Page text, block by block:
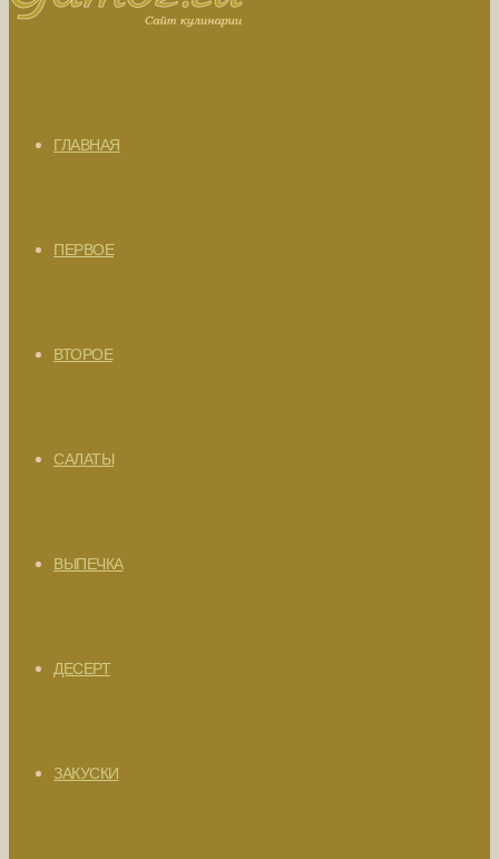
ГЛАВНАЯ
ПЕРВОЕ
ВТОРОЕ
САЛАТЫ
ВЫПЕЧКА
ДЕСЕРТ
ЗАКУСКИ